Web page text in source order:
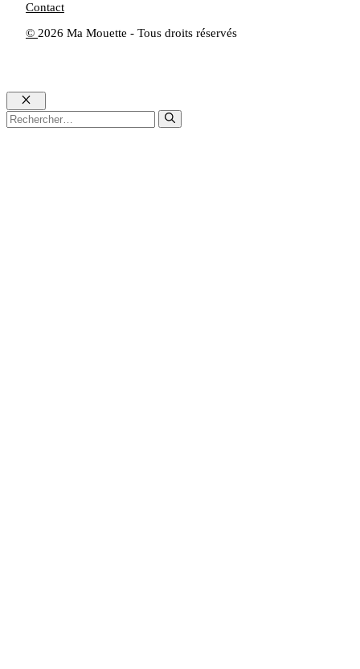
© 2026 Ma Mouette - Tous droits réservés
Contact
Fermer
Rechercher :